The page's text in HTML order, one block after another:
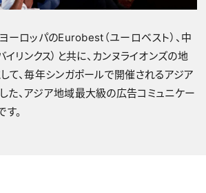
ーロッパのEurobest（ユーロベスト）、中
リンクス）と共に、カンヌライオンズの地
て、毎年シンガポールで開催されるアジア
た、アジア地域最大級の広告コミュニケー
す。